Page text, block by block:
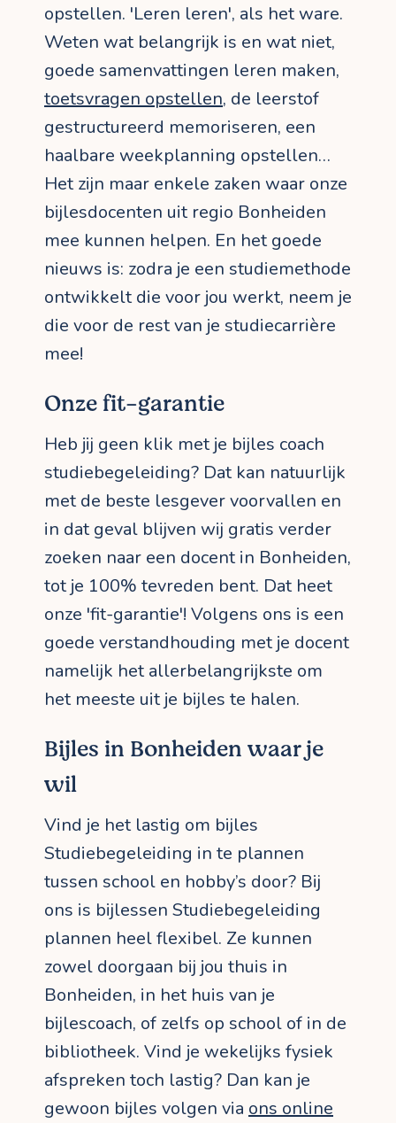
opstellen. 'Leren leren', als het ware.
Weten wat belangrijk is en wat niet,
goede samenvattingen leren maken,
toetsvragen opstellen, de leerstof
gestructureerd memoriseren, een
haalbare weekplanning opstellen…
Het zijn maar enkele zaken waar onze
bijlesdocenten uit regio Bonheiden
mee kunnen helpen. En het goede
nieuws is: zodra je een studiemethode
ontwikkelt die voor jou werkt, neem je
die voor de rest van je studiecarrière
mee!
Onze fit-garantie
Heb jij geen klik met je bijles coach
studiebegeleiding? Dat kan natuurlijk
met de beste lesgever voorvallen en
in dat geval blijven wij gratis verder
zoeken naar een docent in Bonheiden,
tot je 100% tevreden bent. Dat heet
onze 'fit-garantie'! Volgens ons is een
goede verstandhouding met je docent
namelijk het allerbelangrijkste om
het meeste uit je bijles te halen.
Bijles in Bonheiden waar je
wil
Vind je het lastig om bijles
Studiebegeleiding in te plannen
tussen school en hobby’s door? Bij
ons is bijlessen Studiebegeleiding
plannen heel flexibel. Ze kunnen
zowel doorgaan bij jou thuis in
Bonheiden, in het huis van je
bijlescoach, of zelfs op school of in de
bibliotheek. Vind je wekelijks fysiek
afspreken toch lastig? Dan kan je
gewoon bijles volgen via ons online